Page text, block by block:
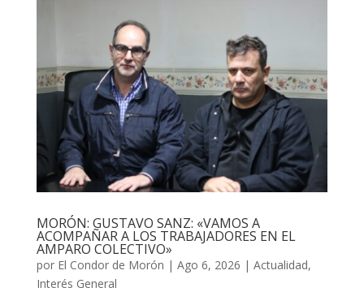
MORÓN: GUSTAVO SANZ: «VAMOS A
ACOMPAÑAR A LOS TRABAJADORES EN EL
AMPARO COLECTIVO»
por El Condor de Morón | Ago 6, 2026 | Actualidad,
Interés General